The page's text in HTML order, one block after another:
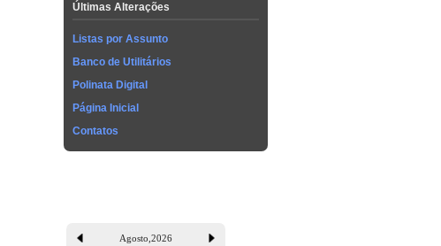
Últimas Alterações
Listas por Assunto
Banco de Utilitários
Polinata Digital
Página Inicial
Contatos
Agosto 2026